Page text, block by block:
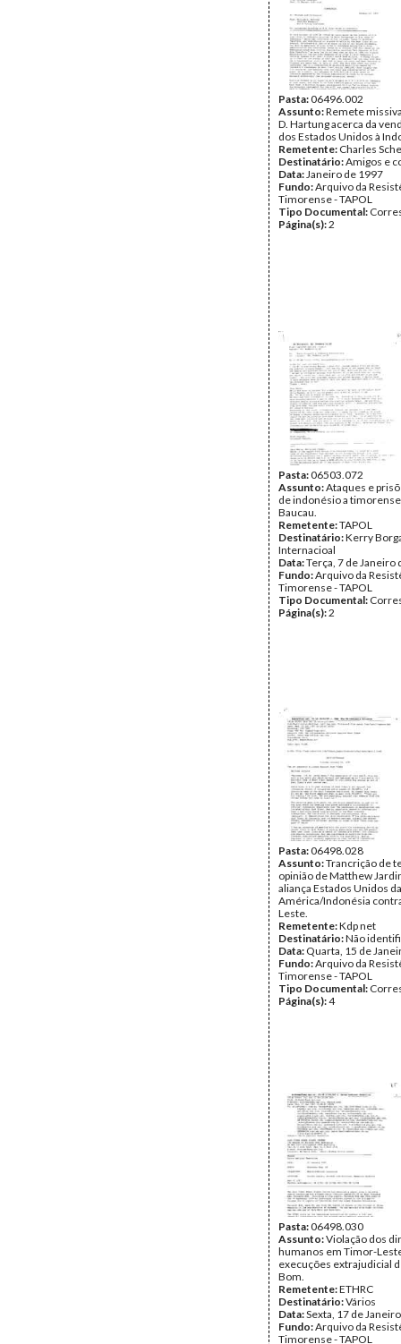
Pasta:06496.002
Assunto:Remete
D. Hartung acerca da
dos Estados Unidos à
Remetente: Charles
Destinatário:Amigos e
Data:Janeiro de 1997
Fundo:Arquivo da
Timorense - TAPOL
Tipo Documental:
Página(s):2
Pasta:06503.072
Assunto:Ataques e
de indonésio a
Baucau.
Remetente:TAPOL
Destinatário:Kerry
Internacioal
Data:Terça, 7 de Janeiro
Fundo:Arquivo da
Timorense - TAPOL
Tipo Documental:
Página(s):2
Pasta:06498.028
Assunto:Trancrição de
opinião de Matthew
aliança Estados Unidos da
América/Indonésia
Leste.
Remetente:Kdp net
Destinatário:Não
Data: Quarta, 15 de
Fundo:Arquivo da
Timorense - TAPOL
Tipo Documental:
Página(s):4
Pasta:06498.030
Assunto:Violação dos
humanos em Timor-
execuções extrajudicial
Bom.
Remetente:ETHRC
Destinatário:Vários
Data:Sexta, 17 de
Fundo:Arquivo da
Timorense - TAPOL